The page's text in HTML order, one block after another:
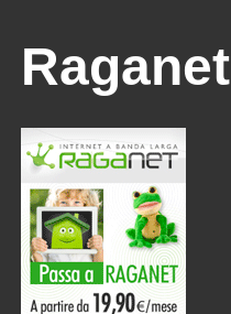
Raganet